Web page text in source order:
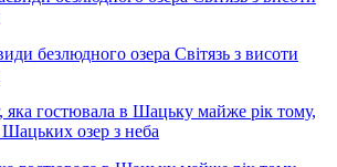
безлюдного озера Світязь з висоти